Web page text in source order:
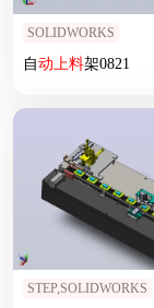
SOLIDWORKS
自动上料架0821
STEP,SOLIDWORKS